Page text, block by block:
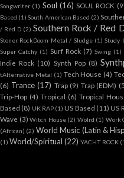
Songwriter (1) Soul (16) SOUL ROCK
Based (1) South American Based (2)
/ Red D (2) Southern Rock / Red
Stoner RockDoom Metal / Sludge (1) Study
Super Catchy (1) Surf Rock (7) Swing (1)
Indie Rock (10) Synth Pop (8)
tAlternative Metal (1) Tech House (4)
(6) Trance (17) Trap (9) Trap (EDM)
Trip-Hop (4) Tropical (6) Tropical
Based (8) UK RAP (1) US Based (11) US
Wave (3) Witch House (2) Wolrd (1) Work
(African) (2) World Music (Latin &
(1) World/Spiritual (22) YACHT ROCK